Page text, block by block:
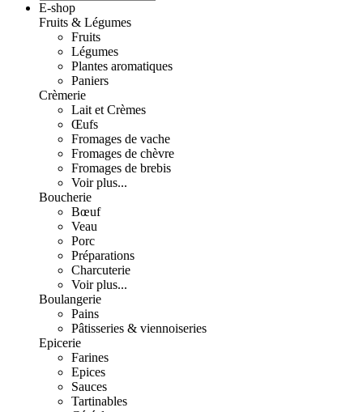
E-shop
Fruits & Légumes
Fruits
Légumes
Plantes aromatiques
Paniers
Crèmerie
Lait et Crèmes
Œufs
Fromages de vache
Fromages de chèvre
Fromages de brebis
Voir plus...
Boucherie
Bœuf
Veau
Porc
Préparations
Charcuterie
Voir plus...
Boulangerie
Pains
Pâtisseries & viennoiseries
Epicerie
Farines
Epices
Sauces
Tartinables